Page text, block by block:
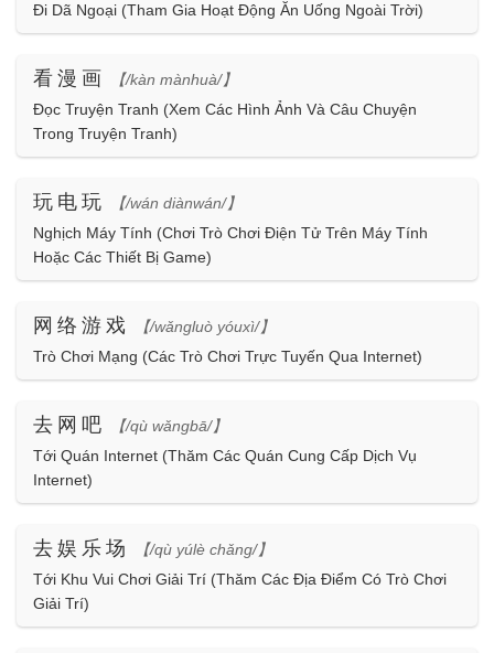
Đi Dã Ngoại (Tham Gia Hoạt Động Ăn Uống Ngoài Trời)
看漫画
【/kàn mànhuà/】
Đọc Truyện Tranh (Xem Các Hình Ảnh Và Câu Chuyện
Trong Truyện Tranh)
玩电玩
【/wán diànwán/】
Nghịch Máy Tính (Chơi Trò Chơi Điện Tử Trên Máy Tính
Hoặc Các Thiết Bị Game)
网络游戏
【/wǎngluò yóuxì/】
Trò Chơi Mạng (Các Trò Chơi Trực Tuyến Qua Internet)
去网吧
【/qù wǎngbā/】
Tới Quán Internet (Thăm Các Quán Cung Cấp Dịch Vụ
Internet)
去娱乐场
【/qù yúlè chǎng/】
Tới Khu Vui Chơi Giải Trí (Thăm Các Địa Điểm Có Trò Chơi
Giải Trí)